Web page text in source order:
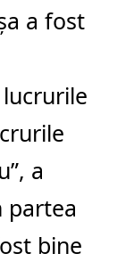
a fost
a
partea
bine